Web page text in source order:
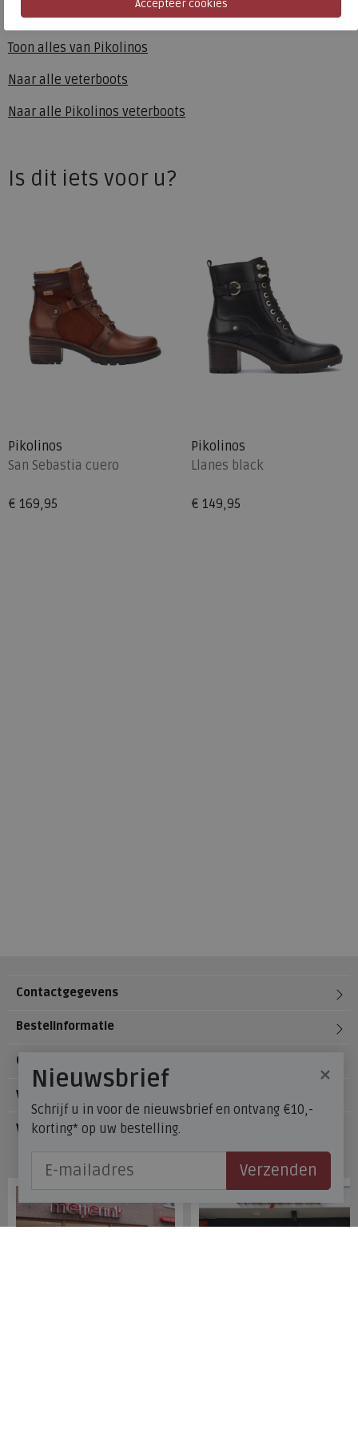
Pikolinos
Toon alles van Pikolinos
Naar alle veterboots
Naar alle Pikolinos veterboots
Is dit iets voor u?
Pikolinos
San Sebastia cuero
€ 169,95
Pikolinos
Llanes black
€ 149,95
Contactgegevens
Bestelinformatie
Over Meijerink Schoenen
Voetzorg
Veelgestelde vragen
×
Nieuwsbrief
Schrijf u in voor de nieuwsbrief en ontvang €10,-
korting* op uw bestelling.
Verzenden